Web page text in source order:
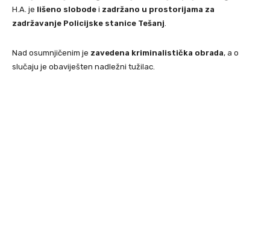
H.A. je lišeno slobode i zadržano u prostorijama za
zadržavanje Policijske stanice Tešanj.
Nad osumnjičenim je zavedena kriminalistička obrada, a o
slučaju je obaviješten nadležni tužilac.